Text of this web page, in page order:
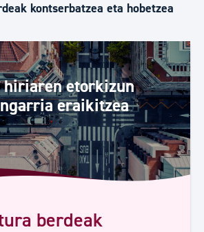
kontserbatzea eta hobetzea
hiriaren etorkizun
eraikitzea
berdeak